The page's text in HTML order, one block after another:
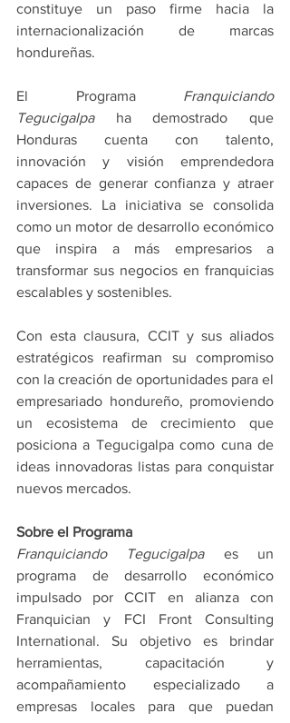
constituye un paso firme hacia la
internacionalización de marcas
hondureñas.
El Programa Franquiciando
Tegucigalpa ha demostrado que
Honduras cuenta con talento,
innovación y visión emprendedora
capaces de generar confianza y atraer
inversiones. La iniciativa se consolida
como un motor de desarrollo económico
que inspira a más empresarios a
transformar sus negocios en franquicias
escalables y sostenibles.
Con esta clausura, CCIT y sus aliados
estratégicos reafirman su compromiso
con la creación de oportunidades para el
empresariado hondureño, promoviendo
un ecosistema de crecimiento que
posiciona a Tegucigalpa como cuna de
ideas innovadoras listas para conquistar
nuevos mercados.
Sobre el Programa
Franquiciando Tegucigalpa es un
programa de desarrollo económico
impulsado por CCIT en alianza con
Franquician y FCI Front Consulting
International. Su objetivo es brindar
herramientas, capacitación y
acompañamiento especializado a
empresas locales para que puedan